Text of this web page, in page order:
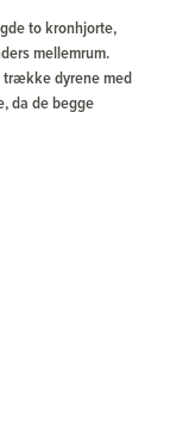
to kronhjorte,
mellemrum.
trække dyrene med
da de begge